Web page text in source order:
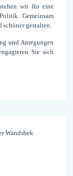
wir für eine
Gemeinsam
schöner gestalten.
und An­regungen
Sie sich